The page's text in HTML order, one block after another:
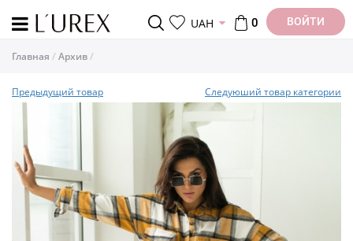
UAH 0 ВОЙТИ
Главная Архив
Предыдущий товар Следуюший товар категории